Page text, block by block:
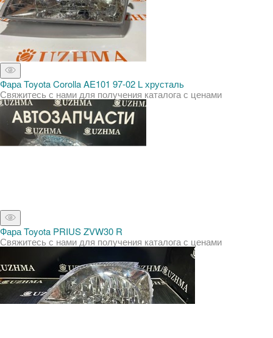
Фара Toyota Corolla AE101 97-02 L хрусталь
Свяжитесь с нами для получения каталога с ценами
Фара Toyota PRIUS ZVW30 R
Свяжитесь с нами для получения каталога с ценами